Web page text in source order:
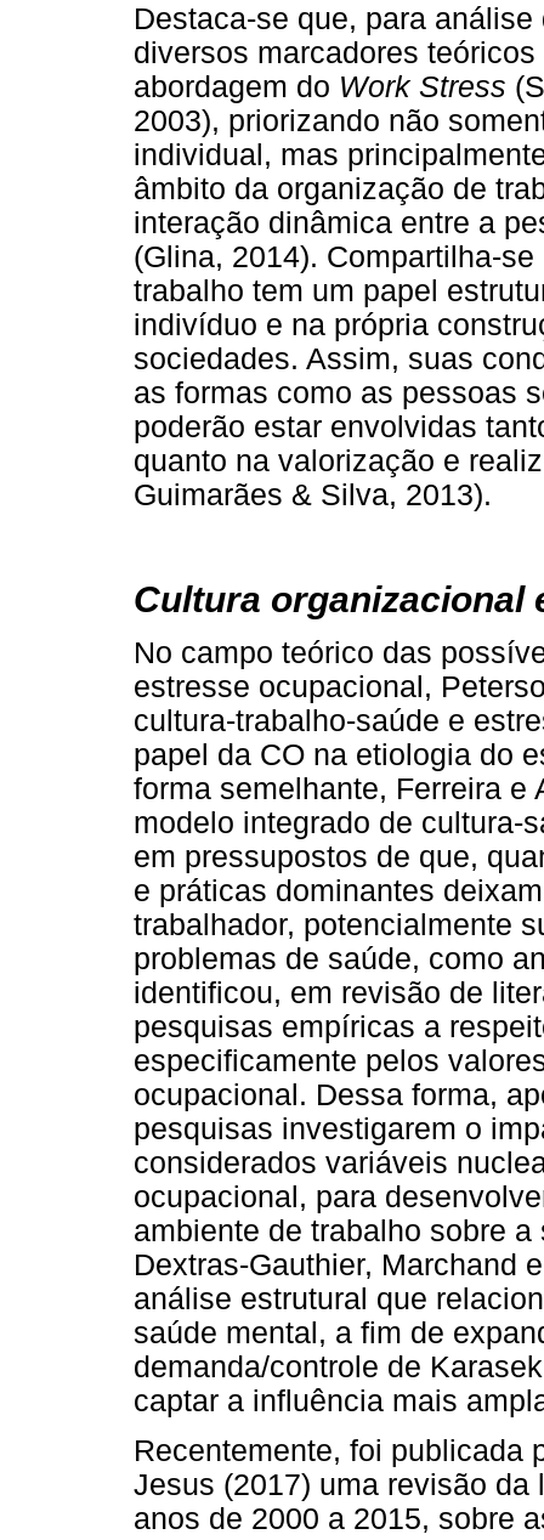
Destaca-se que, para
diversos marcadores
abordagem do Work Stress
2003), priorizando não
individual, mas
âmbito da organização de
interação dinâmica entre a
(Glina, 2014). Compartilha-
trabalho tem um papel
indivíduo e na própria
sociedades. Assim, suas
as formas como as pessoas
poderão estar envolvidas
quanto na valorização e
Guimarães & Silva, 2013).
Cultura organizacional
No campo teórico das
estresse ocupacional,
cultura-trabalho-saúde e
papel da CO na etiologia do
forma semelhante, Ferreira e
modelo integrado de cultura-
em pressupostos de que,
e práticas dominantes
trabalhador, potencialmente
problemas de saúde, como
identificou, em revisão de
pesquisas empíricas a
especificamente pelos
ocupacional. Dessa forma,
pesquisas investigarem o
considerados variáveis
ocupacional, para
ambiente de trabalho sobre
Dextras-Gauthier, Marchand
análise estrutural que
saúde mental, a fim de
demanda/controle de
captar a influência mais
Recentemente, foi publicada
Jesus (2017) uma revisão
anos de 2000 a 2015, sobre